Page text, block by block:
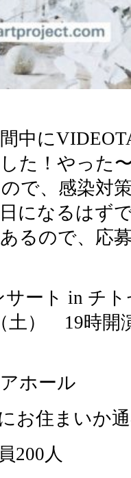
中に
た！やった
で、感染対
になるはず
るので、応
サート in チ
土） 19時開
ホール
お住まいか
200人